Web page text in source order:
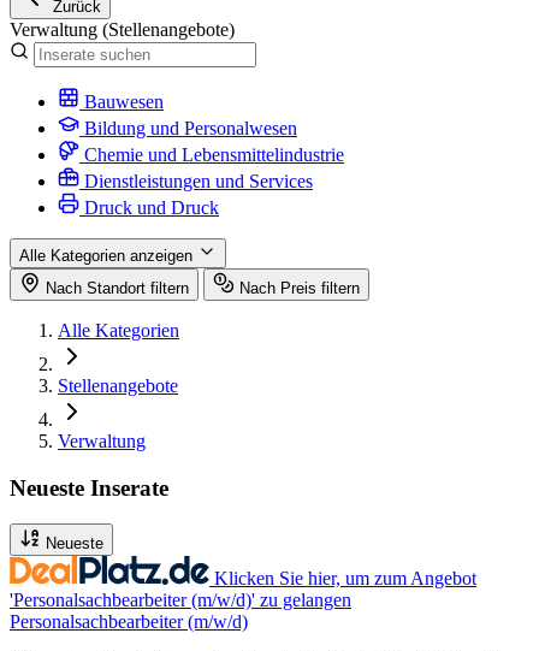
Zurück
Verwaltung (Stellenangebote)
Bauwesen
Bildung und Personalwesen
Chemie und Lebensmittelindustrie
Dienstleistungen und Services
Druck und Druck
Alle Kategorien anzeigen
Nach Standort filtern
Nach Preis filtern
Alle Kategorien
Stellenangebote
Verwaltung
Neueste Inserate
Neueste
Klicken Sie hier, um zum Angebot
'Personalsachbearbeiter (m/w/d)' zu gelangen
Personalsachbearbeiter (m/w/d)